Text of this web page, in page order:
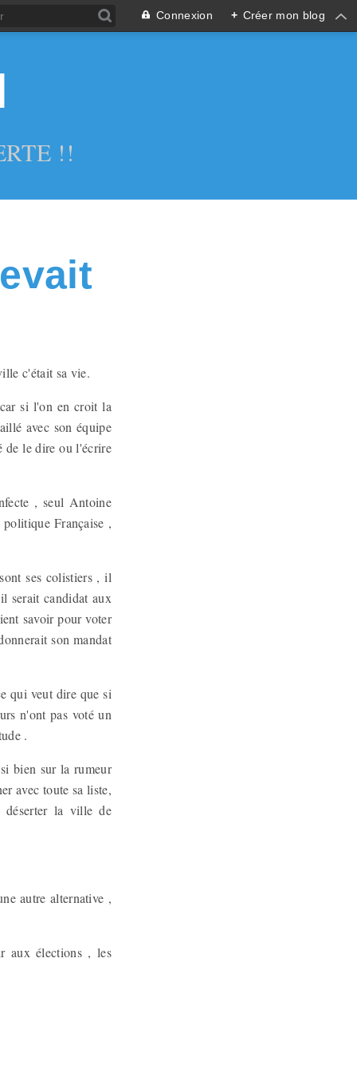
Connexion + Créer mon blog
!!
c'était sa vie.
si l'on en croit la
avec son équipe
de le dire ou l'écrire
, seul Antoine
Française ,
ses colistiers , il
serait candidat aux
savoir pour voter
son mandat
qui veut dire que si
n'ont pas voté un
.
bien sur la rumeur
avec toute sa liste,
la ville de
autre alternative ,
aux élections , les